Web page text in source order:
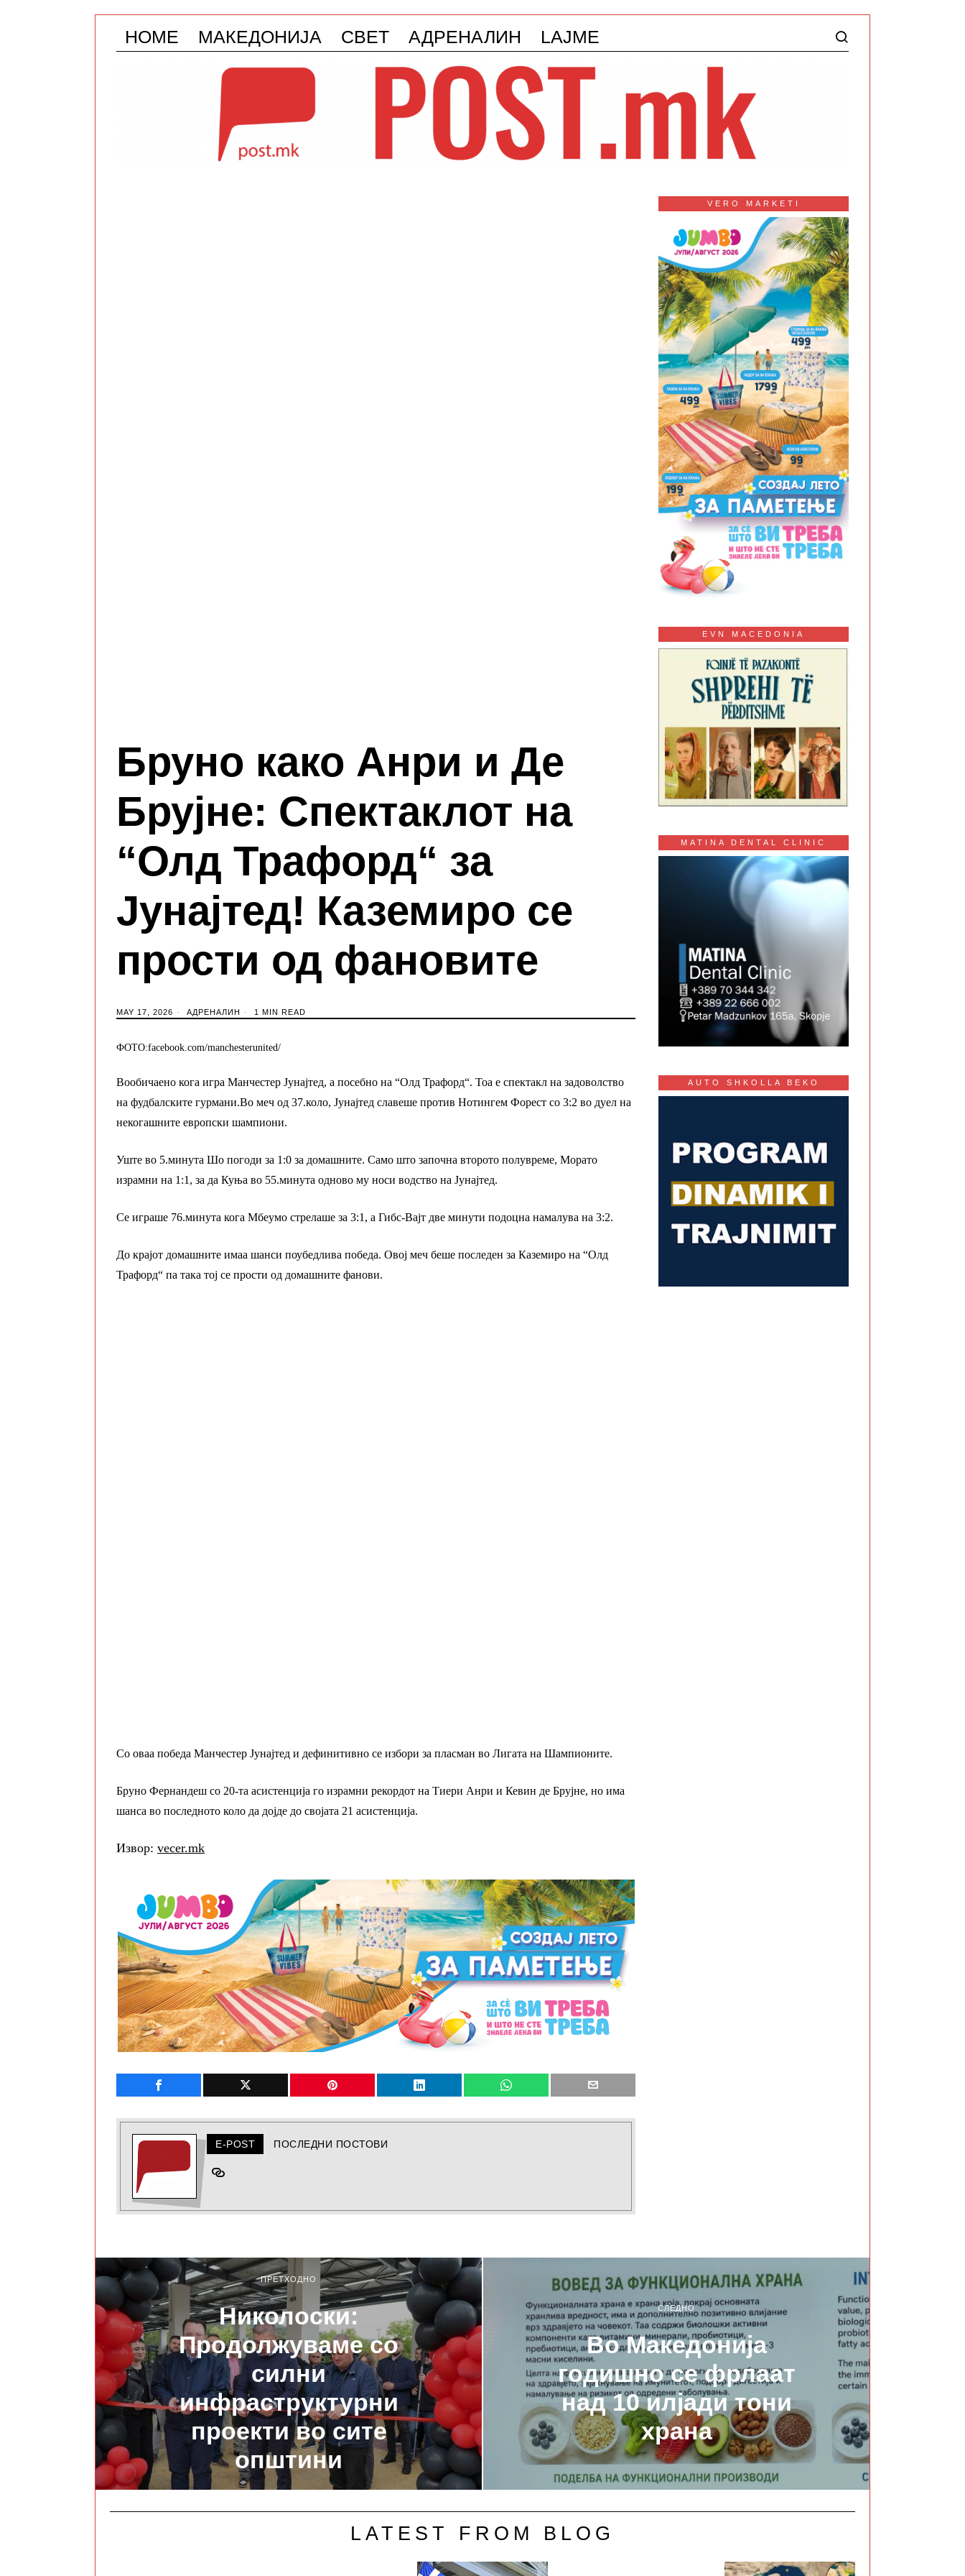
HOME МАКЕДОНИЈА СВЕТ АДРЕНАЛИН LAJME
Бруно како Анри и Де
Брујне: Спектаклот на
“Олд Трафорд“ за
Јунајтед! Каземиро се
прости од фановите
MAY 17, 2026 АДРЕНАЛИН 1 MIN READ
ФОТО:facebook.com/manchesterunited/
Вообичаено кога игра Манчестер Јунајтед, а посебно на “Олд Трафорд“. Тоа е спектакл на задоволство
на фудбалските гурмани.Во меч од 37.коло, Јунајтед славеше против Нотингем Форест со 3:2 во дуел на
некогашните европски шампиони.
Уште во 5.минута Шо погоди за 1:0 за домашните. Само што започна второто полувреме, Морато
израмни на 1:1, за да Куња во 55.минута одново му носи водство на Јунајтед.
Се играше 76.минута кога Мбеумо стрелаше за 3:1, а Гибс-Вајт две минути подоцна намалува на 3:2.
До крајот домашните имаа шанси поубедлива победа. Овој меч беше последен за Каземиро на “Олд
Трафорд“ па така тој се прости од домашните фанови.
Со оваа победа Манчестер Јунајтед и дефинитивно се избори за пласман во Лигата на Шампионите.
Бруно Фернандеш со 20-та асистенција го израмни рекордот на Тиери Анри и Кевин де Брујне, но има
шанса во последното коло да дојде до својата 21 асистенција.
Извор: vecer.mk
E-POST ПОСЛЕДНИ ПОСТОВИ
VERO MARKETI
EVN MACEDONIA
MATINA DENTAL CLINIC
AUTO SHKOLLA BEKO
ПРЕТХОДНО
Николоски:
Продолжуваме со
силни
инфраструктурни
проекти во сите
општини
СЛЕДНО
Во Mакедонија
годишно се фрлаат
над 10 илјади тони
храна
LATEST FROM BLOG